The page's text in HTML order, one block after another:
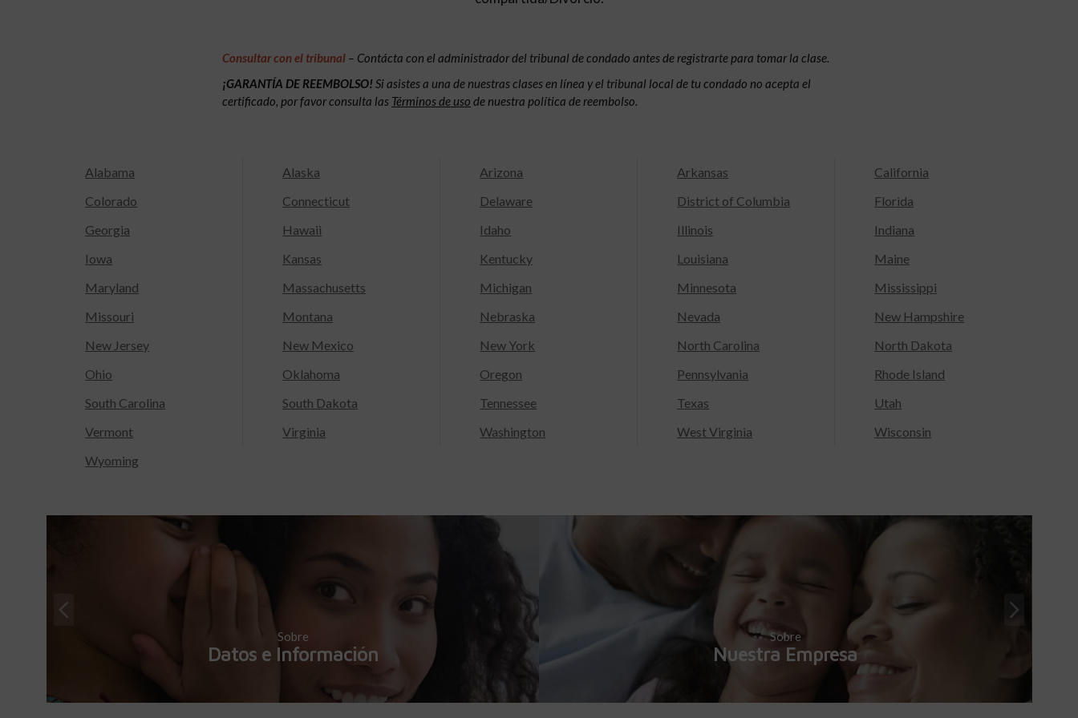
Consultar con el tribunal – Contácta con el administrador del tribunal de condado antes de registrarte para tomar la clase.
¡GARANTÍA DE REEMBOLSO! Si asistes a una de nuestras clases en línea y el tribunal local de tu condado no acepta el
certificado, por favor consulta las Términos de uso de nuestra política de reembolso.
Alabama Alaska Arizona Arkansas
California
Colorado
Connecticut Delaware District of Columbia
Florida
Georgia
Hawaii Idaho Illinois
Indiana
Iowa
Kansas Kentucky Louisiana
Maine
Maryland
Massachusetts Michigan Minnesota
Mississippi
Missouri
Montana Nebraska Nevada
New Hampshire
New Jersey
New Mexico New York North Carolina
North Dakota
Ohio
Oklahoma Oregon Pennsylvania
Rhode Island
South Carolina
South Dakota Tennessee Texas
Utah
Vermont
Virginia Washington West Virginia
Wisconsin
Wyoming
Sobre
Datos e Información
Sobre
Nuestra Empresa